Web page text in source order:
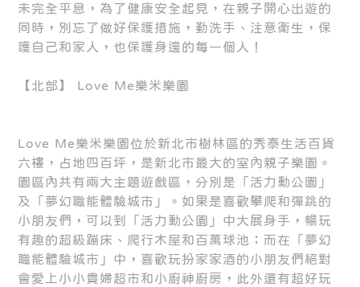
未完全平息，為了健康安全起見，在親子開心出遊的
同時，別忘了做好保護措施，勤洗手、注意衛生，保
護自己和家人，也保護身邊的每一個人！
【北部】 Love Me樂米樂園
Love Me樂米樂園位於新北市樹林區的秀泰生活百貨
六樓，占地四百坪，是新北市最大的室內親子樂園。
園區內共有兩大主題遊戲區，分別是「活力動公園」
及「夢幻職能體驗城市」。如果是喜歡攀爬和彈跳的
小朋友們，可以到「活力動公園」中大展身手，暢玩
有趣的超級蹦床、爬行木屋和百萬球池；而在「夢幻
職能體驗城市」中，喜歡玩扮家家酒的小朋友們絕對
會愛上小小貴婦超市和小廚神廚房，此外還有超好玩